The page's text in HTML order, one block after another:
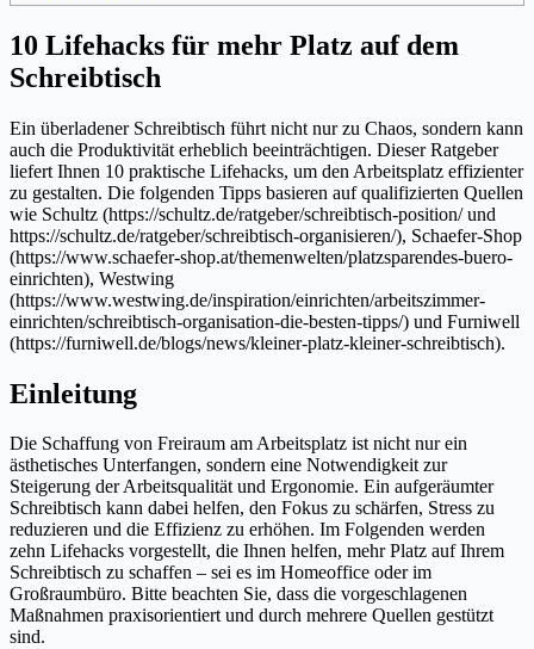
10 Lifehacks für mehr Platz auf dem
Schreibtisch
Ein überladener Schreibtisch führt nicht nur zu Chaos, sondern kann
auch die Produktivität erheblich beeinträchtigen. Dieser Ratgeber
liefert Ihnen 10 praktische Lifehacks, um den Arbeitsplatz effizienter
zu gestalten. Die folgenden Tipps basieren auf qualifizierten Quellen
wie Schultz (https://schultz.de/ratgeber/schreibtisch-position/ und
https://schultz.de/ratgeber/schreibtisch-organisieren/), Schaefer-Shop
(https://www.schaefer-shop.at/themenwelten/platzsparendes-buero-
einrichten), Westwing
(https://www.westwing.de/inspiration/einrichten/arbeitszimmer-
einrichten/schreibtisch-organisation-die-besten-tipps/) und Furniwell
(https://furniwell.de/blogs/news/kleiner-platz-kleiner-schreibtisch).
Einleitung
Die Schaffung von Freiraum am Arbeitsplatz ist nicht nur ein
ästhetisches Unterfangen, sondern eine Notwendigkeit zur
Steigerung der Arbeitsqualität und Ergonomie. Ein aufgeräumter
Schreibtisch kann dabei helfen, den Fokus zu schärfen, Stress zu
reduzieren und die Effizienz zu erhöhen. Im Folgenden werden
zehn Lifehacks vorgestellt, die Ihnen helfen, mehr Platz auf Ihrem
Schreibtisch zu schaffen – sei es im Homeoffice oder im
Großraumbüro. Bitte beachten Sie, dass die vorgeschlagenen
Maßnahmen praxisorientiert und durch mehrere Quellen gestützt
sind.